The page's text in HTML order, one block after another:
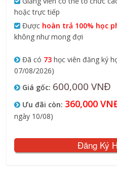
hoặc trực tiếp
Được hoàn trả 100% học
không như mong đợi
Đã có 73 học viên đăng ký
07/08/2026)
Giá gốc: 600,000 VNĐ
Ưu đãi còn: 360,000
ngày 10/08)
Đăng Ký